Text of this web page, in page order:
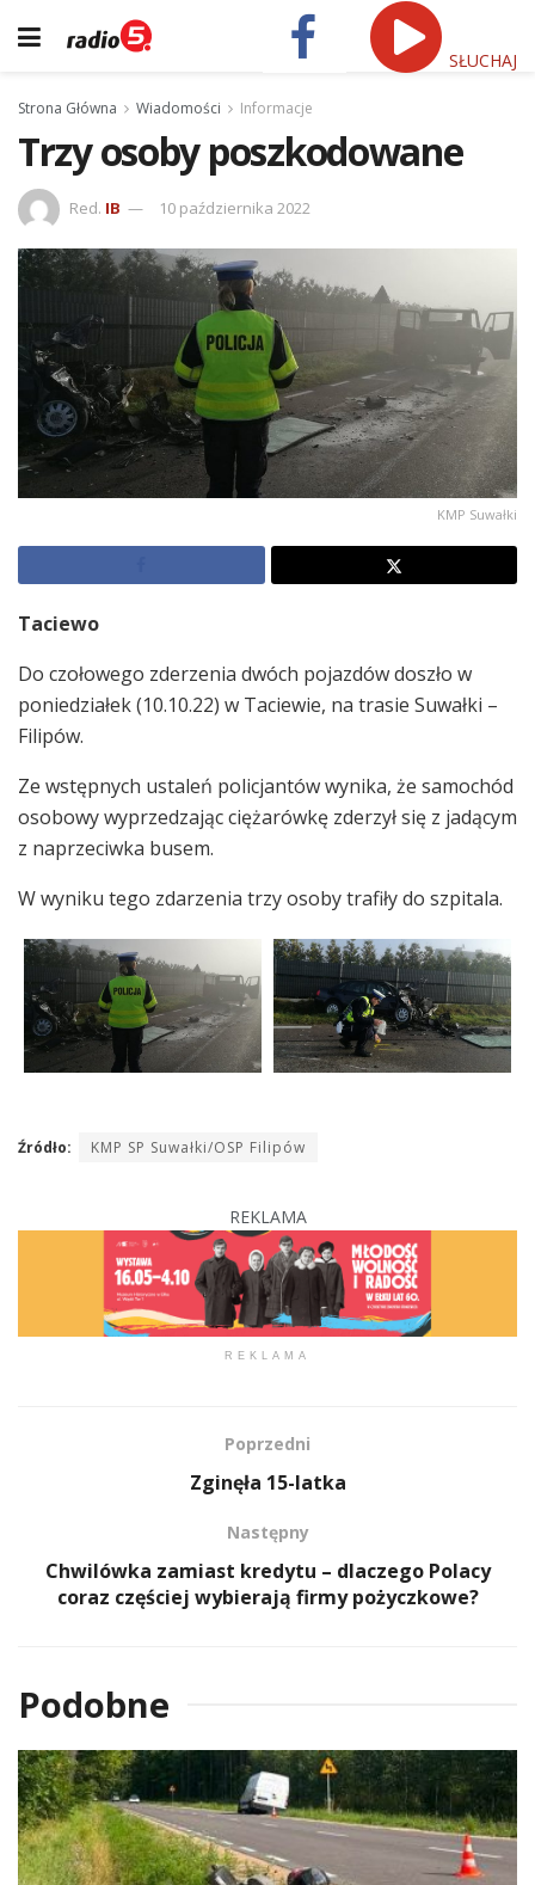
SŁUCHAJ
Strona Główna Wiadomości Informacje
Trzy osoby poszkodowane
Red. IB 10 października 2022
KMP Suwałki
Taciewo
Do czołowego zderzenia dwóch pojazdów doszło w
poniedziałek (10.10.22) w Taciewie, na trasie Suwałki –
Filipów.
Ze wstępnych ustaleń policjantów wynika, że samochód
osobowy wyprzedzając ciężarówkę zderzył się z jadącym
z naprzeciwka busem.
W wyniku tego zdarzenia trzy osoby trafiły do szpitala.
Źródło: KMP SP Suwałki/OSP Filipów
REKLAMA
REKLAMA
Poprzedni
Zginęła 15-latka
Następny
Chwilówka zamiast kredytu – dlaczego Polacy
coraz częściej wybierają firmy pożyczkowe?
Podobne